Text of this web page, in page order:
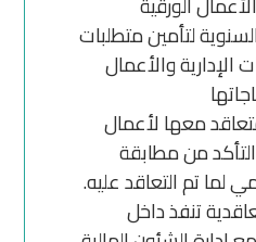
لتأمين متطلبات
والأعمال
معها لأعمال
من مطابقة
لما تم التعاقد عليه.
تنفذ داخل